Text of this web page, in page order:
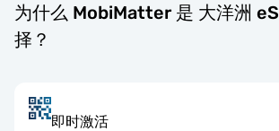
为什么 MobiMatter 是 大洋洲
择？
即时激活